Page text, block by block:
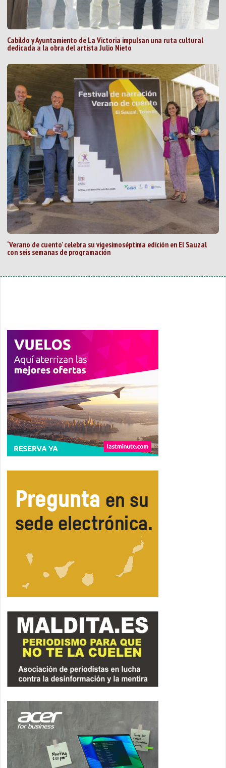
Cabildo y Ayuntamiento de La Victoria impulsan una ruta cultural
dedicada a la obra del artista Julio Nieto
‘Verano de cuento’ celebra su vigesimoséptima edición en El Sauzal
con seis semanas de programación